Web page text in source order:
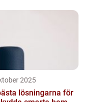
2025
lösningarna för